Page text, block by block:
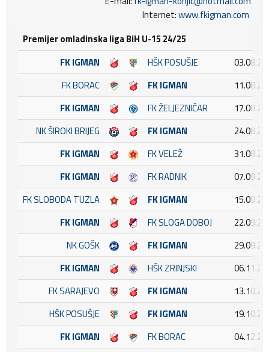
Internet:www.fkigman.com
Premijer omladinska liga BiH U-15 24/25
FK IGMAN
HŠK POSUŠJE
FK BORAC
FK IGMAN
FK IGMAN
FK ŽELJEZNIČAR
NK ŠIROKI BRIJEG
FK IGMAN
FK IGMAN
FK VELEŽ
FK IGMAN
FK RADNIK
FK SLOBODA TUZLA
FK IGMAN
FK IGMAN
FK SLOGA DOBOJ
NK GOŠK
FK IGMAN
FK IGMAN
HŠK ZRINJSKI
FK SARAJEVO
FK IGMAN
HŠK POSUŠJE
FK IGMAN
FK IGMAN
FK BORAC